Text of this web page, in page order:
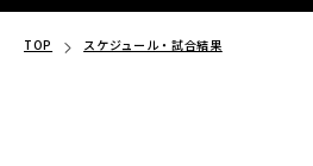
TOP スケジュール・試合結果